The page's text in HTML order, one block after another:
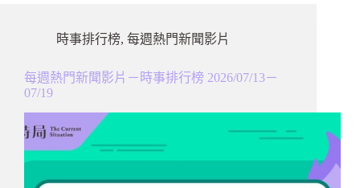
時事排行榜, 每週熱門新聞影片
每週熱門新聞影片－時事排行榜 2026/07/13－
07/19